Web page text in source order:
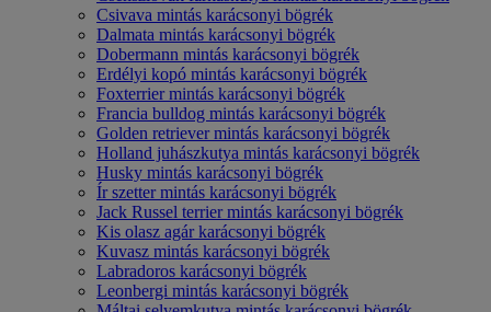
Csivava mintás karácsonyi bögrék
Dalmata mintás karácsonyi bögrék
Dobermann mintás karácsonyi bögrék
Erdélyi kopó mintás karácsonyi bögrék
Foxterrier mintás karácsonyi bögrék
Francia bulldog mintás karácsonyi bögrék
Golden retriever mintás karácsonyi bögrék
Holland juhászkutya mintás karácsonyi bögrék
Husky mintás karácsonyi bögrék
Ír szetter mintás karácsonyi bögrék
Jack Russel terrier mintás karácsonyi bögrék
Kis olasz agár karácsonyi bögrék
Kuvasz mintás karácsonyi bögrék
Labradoros karácsonyi bögrék
Leonbergi mintás karácsonyi bögrék